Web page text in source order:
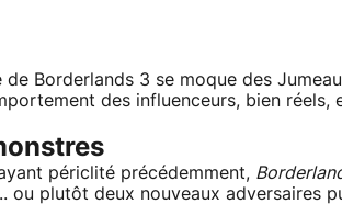
de Borderlands 3 se moque des
des influenceurs, bien réels,
périclité précédemment,
ou plutôt deux nouveaux adversaires